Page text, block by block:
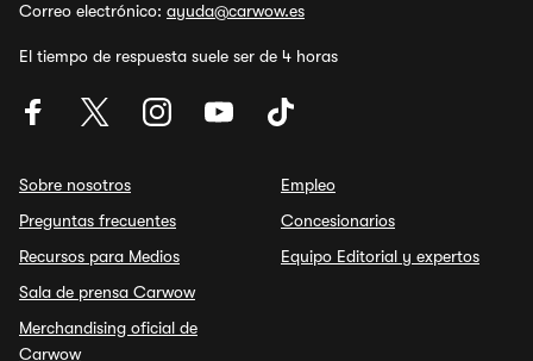
Correo electrónico: ayuda@carwow.es
El tiempo de respuesta suele ser de 4 horas
Sobre nosotros
Preguntas frecuentes
Recursos para Medios
Sala de prensa Carwow
Merchandising oficial de
Carwow
Empleo
Concesionarios
Equipo Editorial y expertos